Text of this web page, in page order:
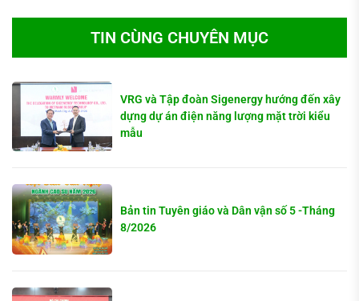
TIN CÙNG CHUYÊN MỤC
VRG và Tập đoàn Sigenergy hướng đến xây
dựng dự án điện năng lượng mặt trời kiểu
mẫu
Bản tin Tuyên giáo và Dân vận số 5 -Tháng
8/2026